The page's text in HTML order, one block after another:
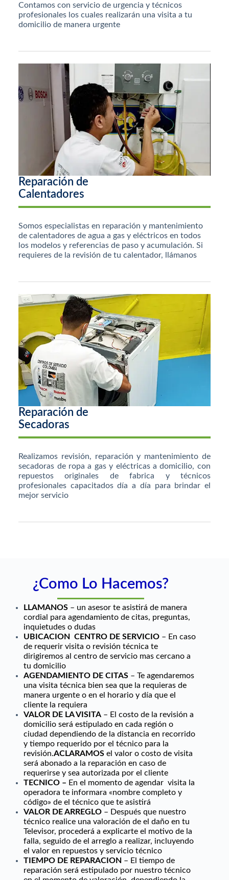
Contamos con servicio de urgencia y técnicos
profesionales los cuales realizarán una visita a tu
domicilio de manera urgente
Reparación de
Calentadores
Somos especialistas en reparación y mantenimiento
de calentadores de agua a gas y eléctricos en todos
los modelos y referencias de paso y acumulación. Si
requieres de la revisión de tu calentador, llámanos
Reparación de
Secadoras
Realizamos revisión, reparación y mantenimiento de
secadoras de ropa a gas y eléctricas a domicilio, con
repuestos originales de fabrica y técnicos
profesionales capacitados día a día para brindar el
mejor servicio
¿Como Lo Hacemos?
LLAMANOS – un asesor te asistirá de manera
cordial para agendamiento de citas, preguntas,
inquietudes o dudas
UBICACION CENTRO DE SERVICIO – En caso
de requerir visita o revisión técnica te
dirigiremos al centro de servicio mas cercano a
tu domicilio
AGENDAMIENTO DE CITAS – Te agendaremos
una visita técnica bien sea que la requieras de
manera urgente o en el horario y día que el
cliente la requiera
VALOR DE LA VISITA – El costo de la revisión a
domicilio será estipulado en cada región o
ciudad dependiendo de la distancia en recorrido
y tiempo requerido por el técnico para la
revisión.ACLARAMOS el valor o costo de visita
será abonado a la reparación en caso de
requerirse y sea autorizada por el cliente
TECNICO – En el momento de agendar visita la
operadora te informara «nombre completo y
código» de el técnico que te asistirá
VALOR DE ARREGLO – Después que nuestro
técnico realice una valoración de el daño en tu
Televisor, procederá a explicarte el motivo de la
falla, seguido de el arreglo a realizar, incluyendo
el valor en repuestos y servicio técnico
TIEMPO DE REPARACION – El tiempo de
reparación será estipulado por nuestro técnico